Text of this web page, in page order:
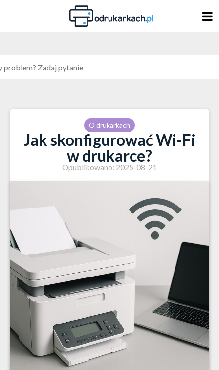
O drukarkach
Jak skonfigurować Wi-Fi
w drukarce?
Opublikowano: 2025-08-21